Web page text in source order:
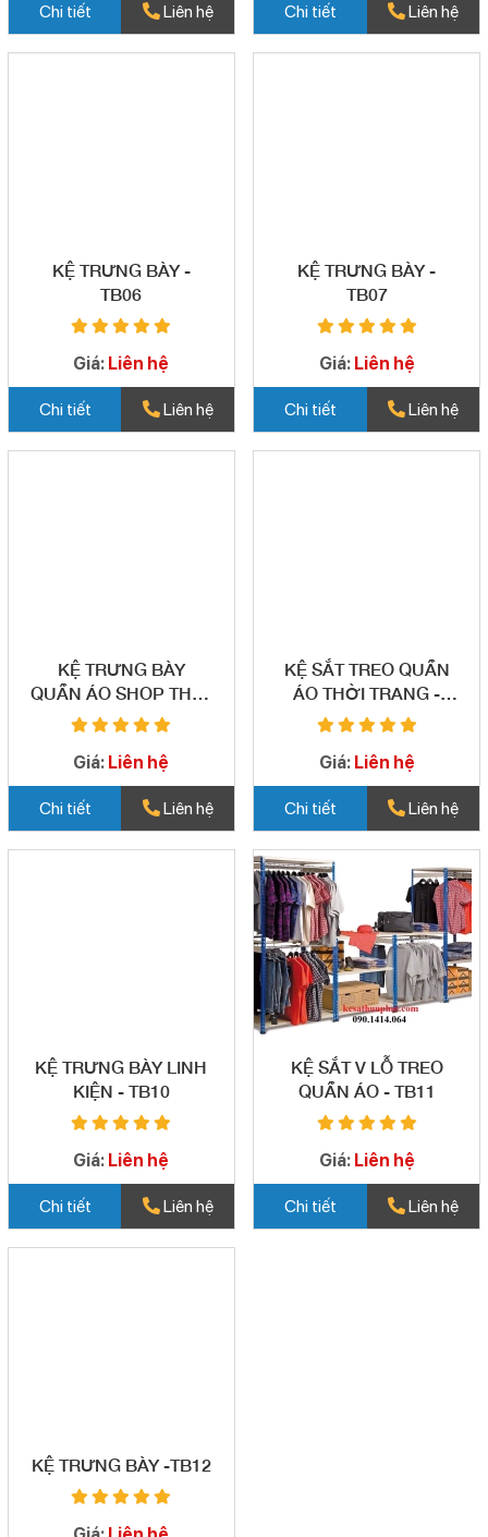
Chi tiết Liên hệ Chi tiết Liên hệ
KỆ TRƯNG BÀY -
TB06
Giá: Liên hệ
Chi tiết Liên hệ
KỆ TRƯNG BÀY -
TB07
Giá: Liên hệ
Chi tiết Liên hệ
KỆ TRƯNG BÀY
QUẦN ÁO SHOP THỜI
TRANG - TB08
Giá: Liên hệ
Chi tiết Liên hệ
KỆ SẮT TREO QUẦN
ÁO THỜI TRANG -
TB09
Giá: Liên hệ
Chi tiết Liên hệ
KỆ TRƯNG BÀY LINH
KIỆN - TB10
Giá: Liên hệ
Chi tiết Liên hệ
KỆ SẮT V LỖ TREO
QUẦN ÁO - TB11
Giá: Liên hệ
Chi tiết Liên hệ
KỆ TRƯNG BÀY -TB12